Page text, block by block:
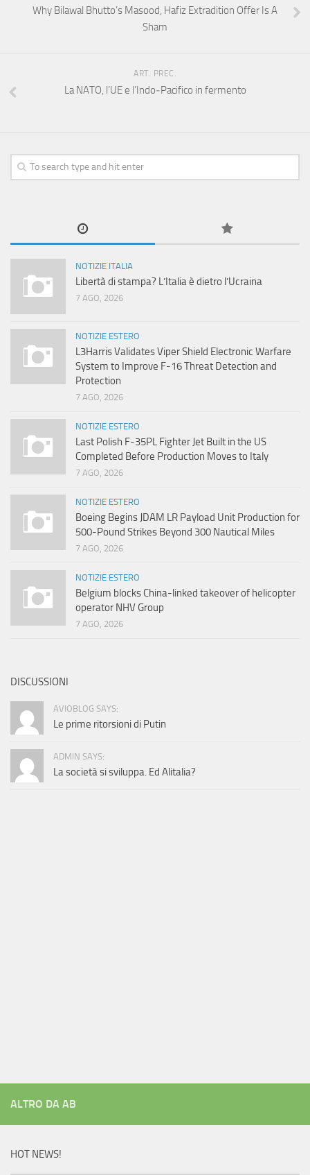
Why Bilawal Bhutto’s Masood, Hafiz Extradition Offer Is A
Sham
ART. PREC.
La NATO, l’UE e l’Indo‑Pacifico in fermento
NOTIZIE ITALIA
Libertà di stampa? L’Italia è dietro l’Ucraina
7 AGO, 2026
NOTIZIE ESTERO
L3Harris Validates Viper Shield Electronic Warfare
System to Improve F-16 Threat Detection and
Protection
7 AGO, 2026
NOTIZIE ESTERO
Last Polish F-35PL Fighter Jet Built in the US
Completed Before Production Moves to Italy
7 AGO, 2026
NOTIZIE ESTERO
Boeing Begins JDAM LR Payload Unit Production for
500-Pound Strikes Beyond 300 Nautical Miles
7 AGO, 2026
NOTIZIE ESTERO
Belgium blocks China-linked takeover of helicopter
operator NHV Group
7 AGO, 2026
DISCUSSIONI
AVIOBLOG SAYS:
Le prime ritorsioni di Putin
ADMIN SAYS:
La società si sviluppa. Ed Alitalia?
ALTRO DA AB
HOT NEWS!